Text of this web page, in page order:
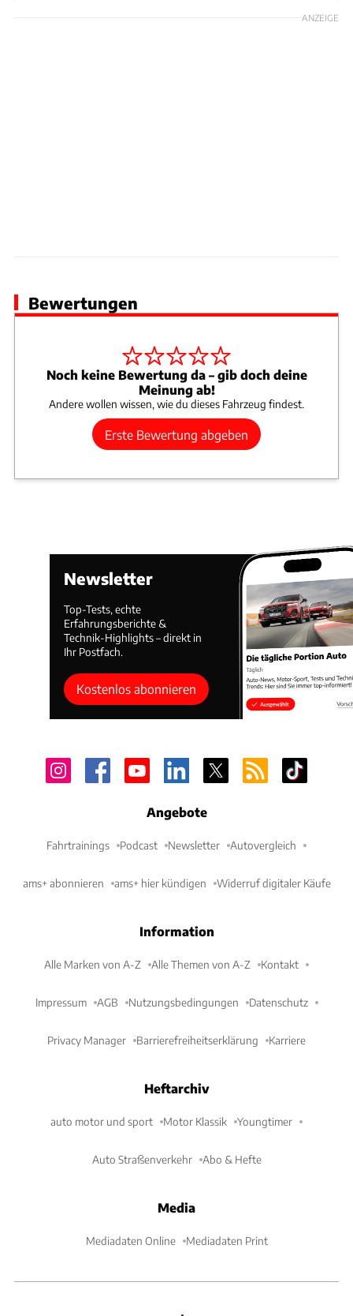
ANZEIGE
Bewertungen
Noch keine Bewertung da – gib doch deine
Meinung ab!
Andere wollen wissen, wie du dieses Fahrzeug findest.
Erste Bewertung abgeben
Newsletter
Top-Tests, echte
Erfahrungsberichte &
Technik-Highlights – direkt in
Ihr Postfach.
Kostenlos abonnieren
Angebote
Fahrtrainings Podcast Newsletter Autovergleich
ams+ abonnieren ams+ hier kündigen Widerruf digitaler Käufe
Information
Alle Marken von A-Z Alle Themen von A-Z Kontakt
Impressum AGB Nutzungsbedingungen Datenschutz
Privacy Manager Barrierefreiheitserklärung Karriere
Heftarchiv
auto motor und sport Motor Klassik Youngtimer
Auto Straßenverkehr Abo & Hefte
Media
Mediadaten Online Mediadaten Print